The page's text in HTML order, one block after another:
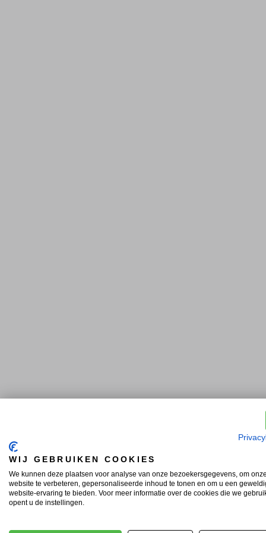
WIJ GEBRUIKEN COOKIES
We kunnen deze plaatsen voor analyse van onze bezoekersgegevens, om onze
website te verbeteren, gepersonaliseerde inhoud te tonen en om u een
website-ervaring te bieden. Voor meer informatie over de cookies die we
opent u de instellingen.